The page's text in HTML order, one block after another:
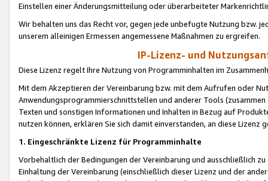
Einstellen einer Änderungsmitteilung oder überarbeiteter
Wir behalten uns das Recht vor, gegen jede unbefugte Nutzung bzw.
unserem alleinigen Ermessen angemessene Maßnahmen zu ergreifen.
IP-Lizenz- und
Diese Lizenz regelt Ihre Nutzung von Programminhalten im
Mit dem Akzeptieren der Vereinbarung bzw. mit dem Aufrufen oder
Anwendungsprogrammierschnittstellen und anderer Tools (zusammen
Texten und sonstigen Informationen und Inhalten in Bezug auf
nutzen können, erklären Sie sich damit einverstanden, an diese Lizenz
1. Eingeschränkte Lizenz für Programminhalte
Vorbehaltlich der Bedingungen der Vereinbarung und ausschließlich
Einhaltung der Vereinbarung (einschließlich dieser Lizenz und der